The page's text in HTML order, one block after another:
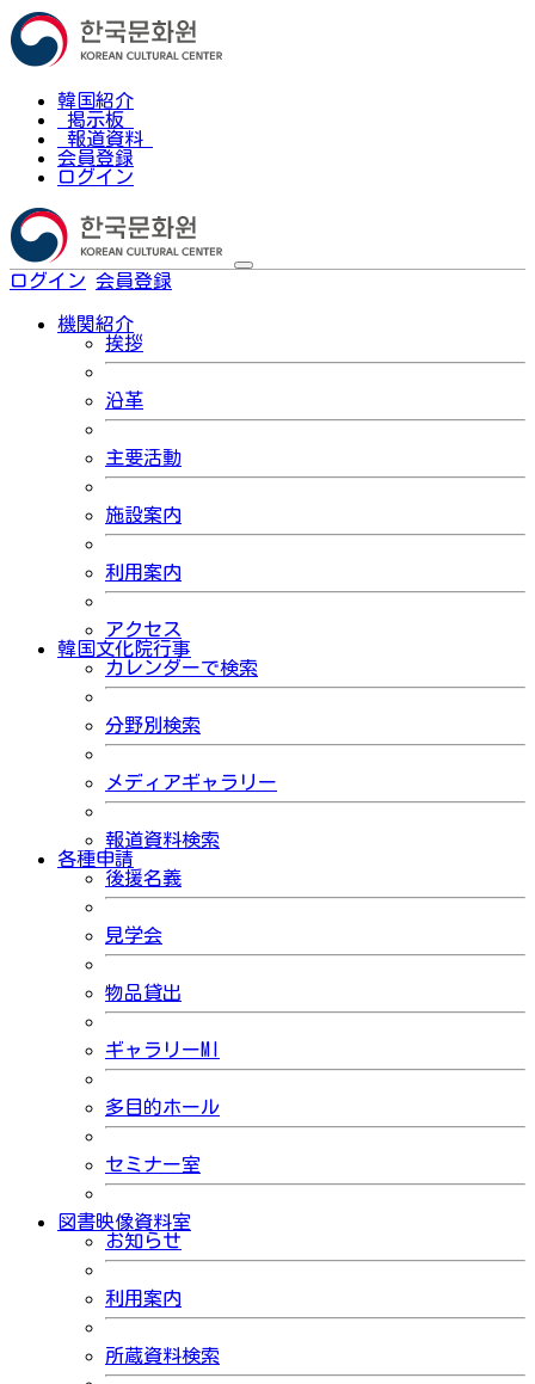
韓国紹介
掲示板
報道資料
会員登録
ログイン
ログイン 会員登録
機関紹介
挨拶
沿革
主要活動
施設案内
利用案内
アクセス
韓国文化院行事
カレンダーで検索
分野別検索
メディアギャラリー
報道資料検索
各種申請
後援名義
見学会
物品貸出
ギャラリーMI
多目的ホール
セミナー室
図書映像資料室
お知らせ
利用案内
所蔵資料検索